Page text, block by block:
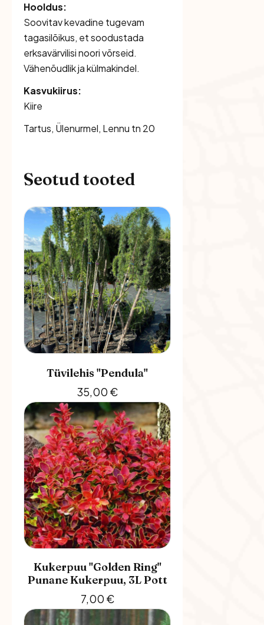
Hooldus:
Soovitav kevadine tugevam
tagasilõikus, et soodustada
erksavärvilisi noori võrseid.
Vähenõudlik ja külmakindel.
Kasvukiirus:
Kiire
Tartus, Ülenurmel, Lennu tn 20
Seotud tooted
Tüvilehis "Pendula"
35,00 €
Kukerpuu "Golden Ring"
Punane Kukerpuu, 3L Pott
7,00 €